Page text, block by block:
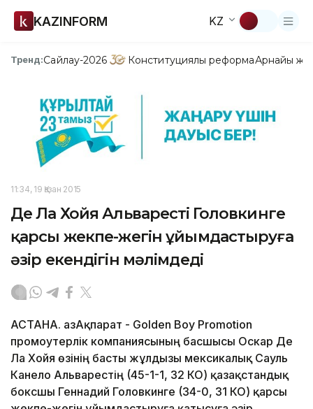
KAZINFORM KZ
Тренд:Сайлау-2026 Конституциялық реформаАрнайы
11:34, 19 Қазан 2015
Де Ла Хойя Альварестің Головкинге
қарсы жекпе-жегін ұйымдастыруға
әзір екендігін мәлімдеді
АСТАНА. ҚазАқпарат - Golden Boy Promotion
промоутерлік компаниясының басшысы Оскар Де
Ла Хойя өзінің басты жұлдызы мексикалық Сауль
Канело Альварестің (45-1-1, 32 КО) қазақстандық
боксшы Геннадий Головкинге (34-0, 31 КО) қарсы